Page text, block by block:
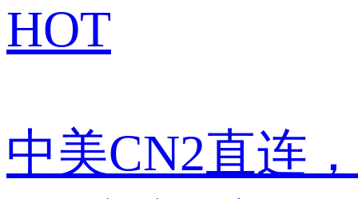
HOT
中美CN2直连